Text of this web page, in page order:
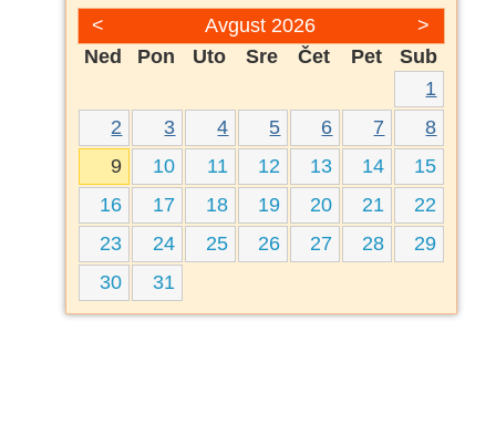
< >
Avgust 2026
Ned
Pon Uto Sre Čet Pet
Sub
1
2
3 4 5 6 7
8
9
10 11 12 13 14
15
16
17 18 19 20 21
22
23
24 25 26 27 28
29
30
31